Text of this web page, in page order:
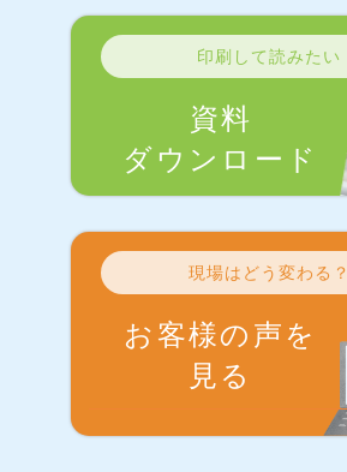
印刷して読みたい
資料
ダウンロード
現場はどう変わる？
お客様の声を
見る